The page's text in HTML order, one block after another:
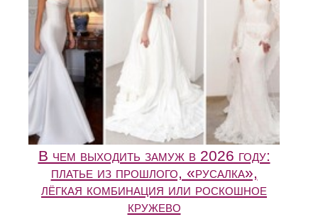
В чем выходить замуж в 2026 году:
платье из прошлого, «русалка»,
лёгкая комбинация или роскошное
кружево